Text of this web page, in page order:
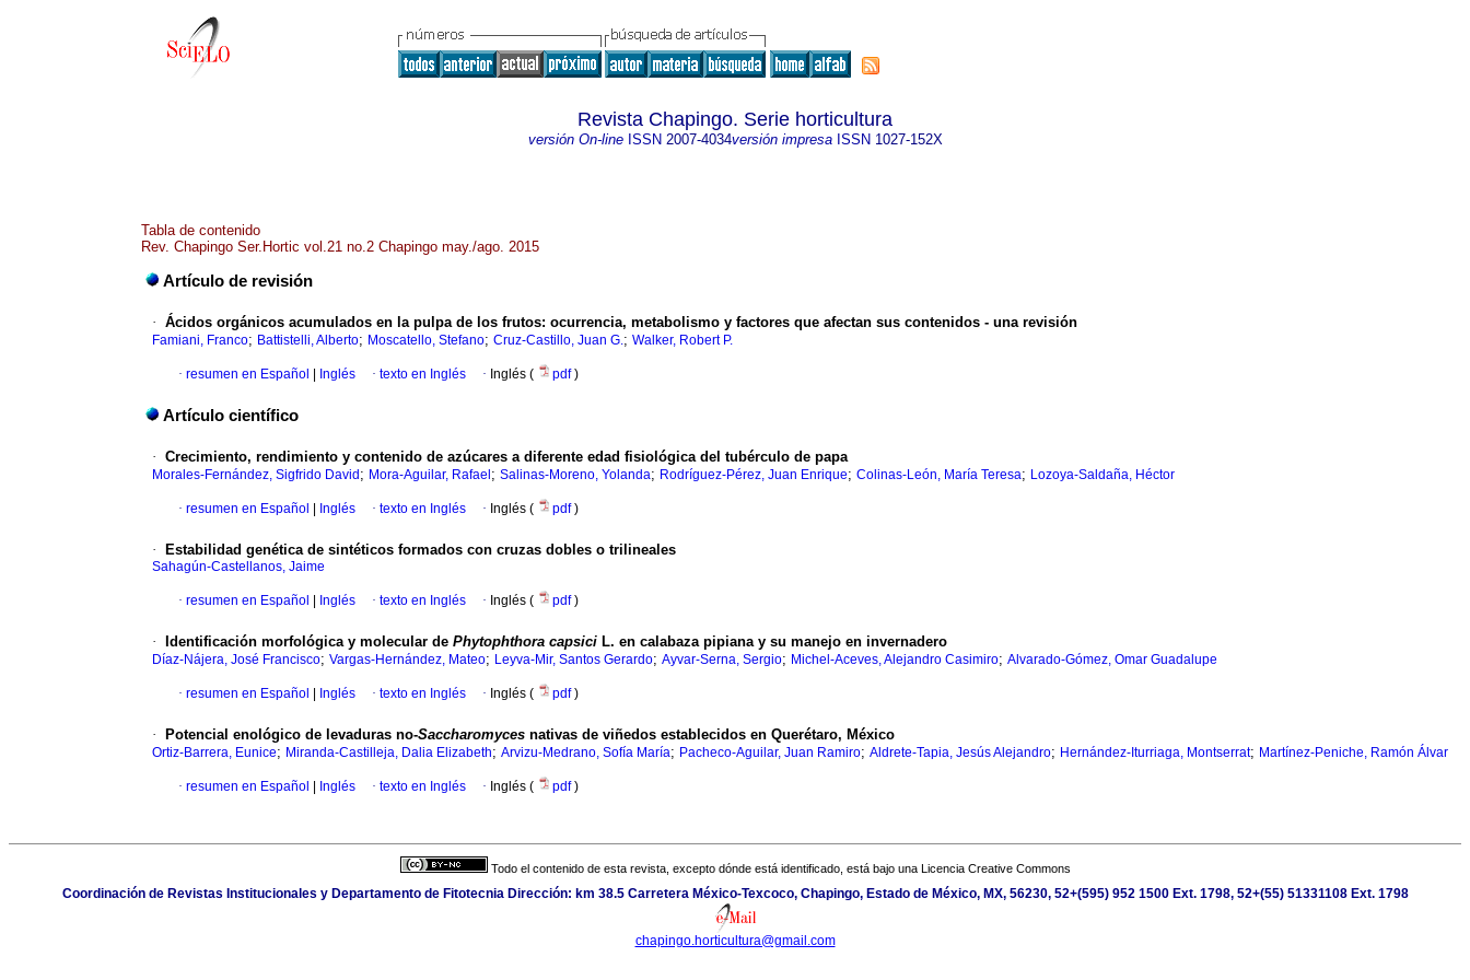
Revista Chapingo. Serie horticultura
versión On-lineISSN 2007-4034versión impresaISSN 1027-152X
Tabla de contenido
Rev. Chapingo Ser.Hortic vol.21 no.2 Chapingo may./ago. 2015
Artículo de revisión
· Ácidos orgánicos acumulados en la pulpa de los frutos: ocurrencia, metabolismo y factores que afectan sus contenidos - una revisión
Famiani, Franco; Battistelli, Alberto; Moscatello, Stefano; Cruz-Castillo, Juan G.; Walker, Robert P.
· resumen en Español Inglés · texto en Inglés · Inglés ( pdf)
Artículo científico
· Crecimiento, rendimiento y contenido de azúcares a diferente edad fisiológica del tubérculo de papa
Morales-Fernández, Sigfrido David ; Mora-Aguilar, Rafael ; Salinas-Moreno, Yolanda; Rodríguez-Pérez, Juan Enrique; Colinas-León, María Teresa; Lozoya-Saldaña, Héctor
· resumen en Español Inglés · texto en Inglés · Inglés ( pdf)
· Estabilidad genética de sintéticos formados con cruzas dobles o trilineales
Sahagún-Castellanos, Jaime
· resumen en Español Inglés · texto en Inglés · Inglés ( pdf)
· Identificación morfológica y molecular de Phytophthora capsici L. en calabaza pipiana y su manejo en invernadero
Díaz-Nájera, José Francisco; Vargas-Hernández, Mateo; Leyva-Mir, Santos Gerardo; Ayvar-Serna, Sergio; Michel-Aceves, Alejandro Casimiro; Alvarado-Gómez, Omar Guadalupe
· resumen en Español Inglés · texto en Inglés · Inglés ( pdf)
· Potencial enológico de levaduras no-Saccharomyces nativas de viñedos establecidos en Querétaro, México
Ortiz-Barrera, Eunice; Miranda-Castilleja, Dalia Elizabeth; Arvizu-Medrano, Sofía María; Pacheco-Aguilar, Juan Ramiro; Aldrete-Tapia, Jesús Alejandro; Hernández-Iturriaga, Montserrat; Martínez-Peniche, Ramón Álvar
· resumen en Español Inglés · texto en Inglés · Inglés ( pdf)
Todo el contenido de esta revista, excepto dónde está identificado, está bajo una Licencia Creative Commons
Coordinación de Revistas Institucionales y Departamento de Fitotecnia Dirección: km 38.5 Carretera México-Texcoco, Chapingo, Estado de México, MX, 56230, 52+(595) 952 1500 Ext. 1798, 52+(55) 51331108 Ext. 1798
chapingo.horticultura@gmail.com